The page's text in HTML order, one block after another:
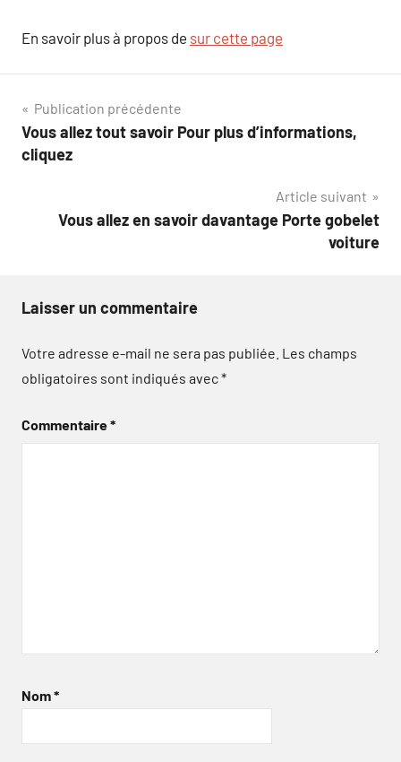
En savoir plus à propos de sur cette page
Navigation
de
Publication précédente
Vous allez tout savoir Pour plus d’informations,
cliquez
Article suivant
Vous allez en savoir davantage Porte gobelet
voiture
Laisser un commentaire
Votre adresse e-mail ne sera pas publiée. Les champs
obligatoires sont indiqués avec*
Commentaire*
Nom*